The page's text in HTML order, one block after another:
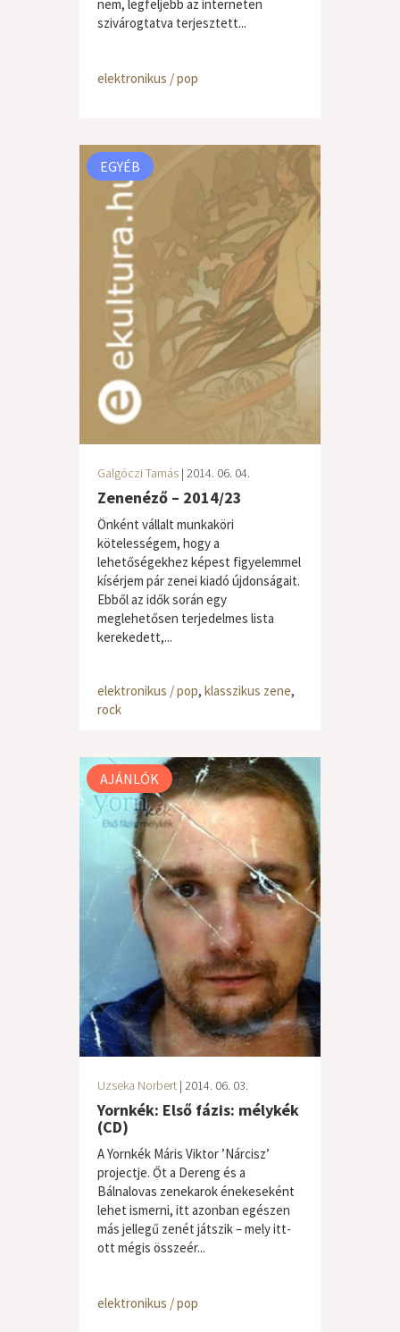
nem, legfeljebb az interneten
szivárogtatva terjesztett...
elektronikus / pop
EGYÉB
Galgóczi Tamás | 2014. 06. 04.
Zenenéző – 2014/23
Önként vállalt munkaköri
kötelességem, hogy a
lehetőségekhez képest figyelemmel
kísérjem pár zenei kiadó újdonságait.
Ebből az idők során egy
meglehetősen terjedelmes lista
kerekedett,...
elektronikus / pop, klasszikus zene,
rock
AJÁNLÓK
Uzseka Norbert | 2014. 06. 03.
Yornkék: Első fázis: mélykék
(CD)
A Yornkék Máris Viktor ’Nárcisz’
projectje. Őt a Dereng és a
Bálnalovas zenekarok énekeseként
lehet ismerni, itt azonban egészen
más jellegű zenét játszik – mely itt-
ott mégis összeér...
elektronikus / pop